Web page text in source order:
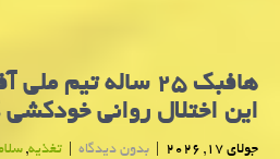
هافبک ۲۵ ساله تیم
این اختلال روانی خودکشی
جولای 17, 2026 | بدون دیدگاه | تغذیه,